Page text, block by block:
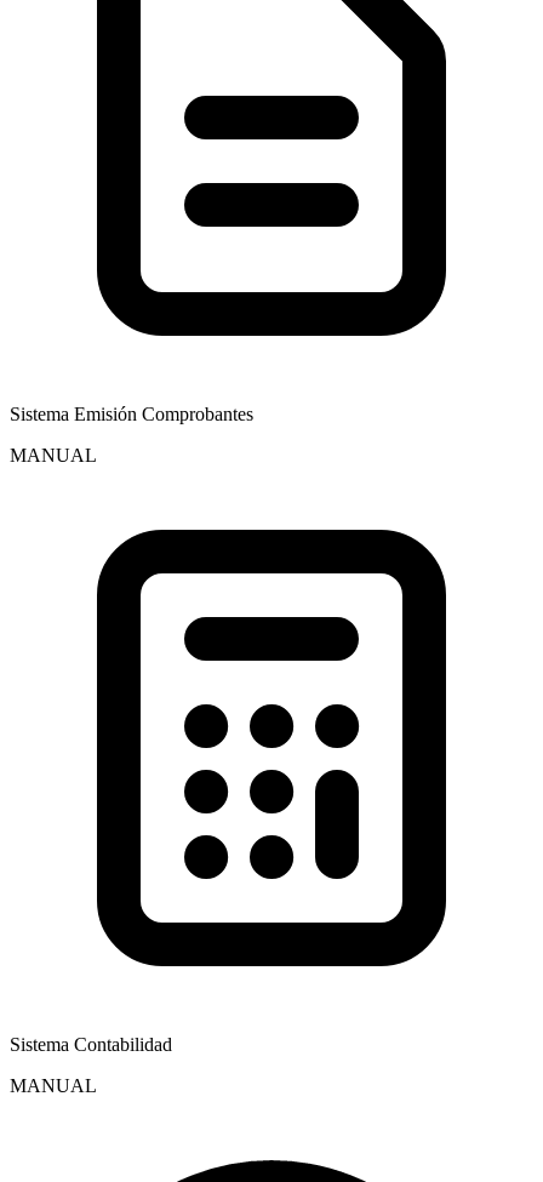
Sistema Emisión Comprobantes
MANUAL
Sistema Contabilidad
MANUAL